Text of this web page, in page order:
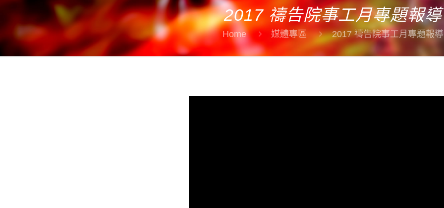
2017 禱告院事工月專題報導
Home 媒體專區 2017 禱告院事工月專題報導